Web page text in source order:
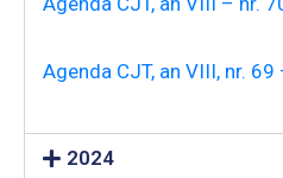
Agenda CJT, an VIII, nr.
2024